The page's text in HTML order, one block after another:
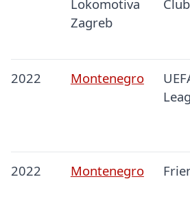
Lokomotiva
Zagreb
2022 Montenegro
2022 Montenegro